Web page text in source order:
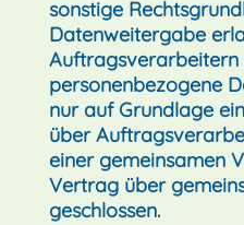
sonstige
Datenweitergabe
Auftragsverarbeitern
personenbezogene
nur auf Grundlage
über
einer gemeinsamen
Vertrag über
geschlossen.